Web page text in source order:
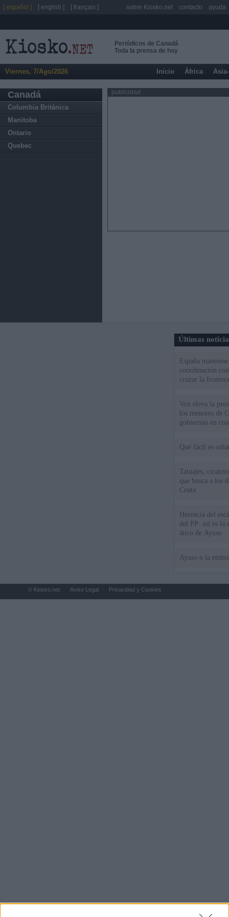
Periódicos de Canadá
Toda la prensa de hoy
Viernes, 7/Ago/2026 Inicio África
Canadá
Columbia Británica
Manitoba
Ontario
Quebec
publicidad
Últimas
España
coordinación
cruzar la
Vox eleva la
los menores de
gobiernan en
Qué fácil es
Tatuajes,
que busca a los
Ceuta
Herencia del
del PP: así es la
ático de Ayuso
Ayuso o la
[ español ] [ english ] [ français ] sobre Kiosko.net contacto ayuda
© Kiosko.net Aviso Legal Privacidad y Cookies